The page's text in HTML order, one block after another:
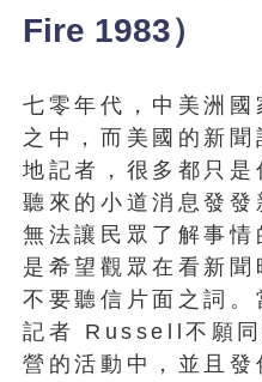
Fire 1983）
七零年代，中美洲國
之中，而美國的新
地記者，很多都只是
聽來的小道消息發發
無法讓民眾了解事
是希望觀眾在看新聞
不要聽信片面之詞
記者 Russell不願同
營的活動中，並且